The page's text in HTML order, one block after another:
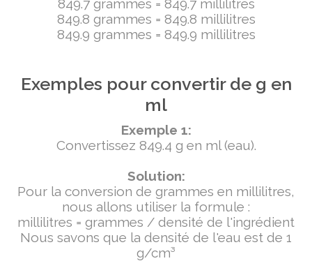
849.7 grammes = 849.7 millilitres
849.8 grammes = 849.8 millilitres
849.9 grammes = 849.9 millilitres
Exemples pour convertir de g en
ml
Exemple 1:
Convertissez 849.4 g en ml (eau).
Solution:
Pour la conversion de grammes en millilitres,
nous allons utiliser la formule :
millilitres = grammes / densité de l'ingrédient
Nous savons que la densité de l'eau est de 1
g/cm³